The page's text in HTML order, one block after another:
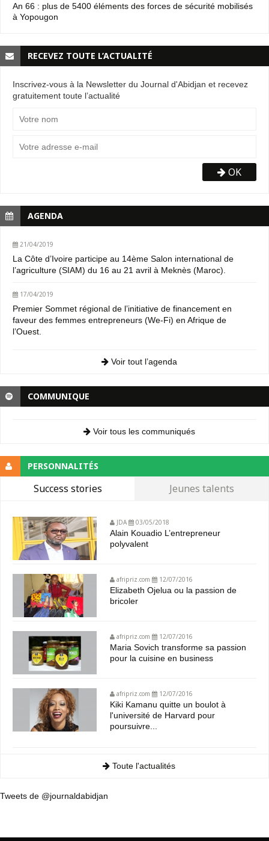
An 66 : plus de 5400 éléments des forces de sécurité mobilisés
à Yopougon
RECEVEZ TOUTE L’ACTUALITÉ
Inscrivez-vous à la Newsletter du Journal d'Abidjan et recevez
gratuitement toute l’actualité
OK
AGENDA
21/04/2019
La Côte d’Ivoire participe au 14ème Salon international de
l’agriculture (SIAM) du 16 au 21 avril à Meknès (Maroc).
17/04/2019
Premier Sommet régional de l’initiative de financement en
faveur des femmes entrepreneurs (We-Fi) en Afrique de
l’Ouest.
Voir tout l’agenda
COMMUNIQUE
Voir tous les communiqués
PERSONNALITÉS
Success stories Jeunes talents
JDA 03/05/2018
Alain Kouadio L’entrepreneur
polyvalent
afripriz.com 12/07/2016
Elizabeth Ojelua ou la passion de
bricoler
afripriz.com 12/07/2016
Maria Sovich transforme sa passion
pour la cuisine en business
afripriz.com 12/07/2016
Kiki Kamanu quitte un boulot à
l'université de Harvard pour
poursuivre...
Toute l'actualités
Tweets de @journaldabidjan